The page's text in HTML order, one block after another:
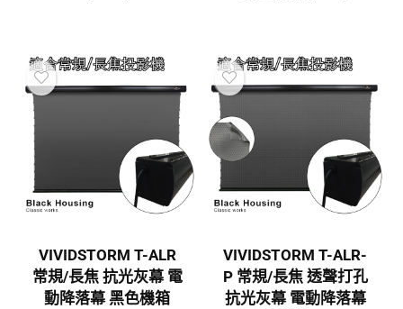
VIVIDSTORM T-ALR
常規/長焦 抗光灰幕 電
動降落幕 黑色機箱
VIVIDSTORM T-ALR-
P 常規/長焦 透聲打孔
抗光灰幕 電動降落幕